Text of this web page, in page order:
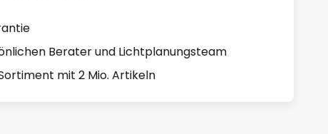
Berater und Lichtplanungsteam
mit 2 Mio. Artikeln